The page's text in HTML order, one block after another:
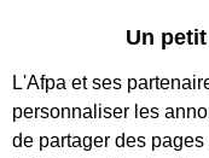
Un
L'Afpa et ses
personnaliser les
de partager des